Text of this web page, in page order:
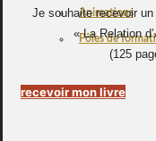
Animations
Pôles de
Je souhaite recevoir
« La Relation
(125
recevoir mon livre